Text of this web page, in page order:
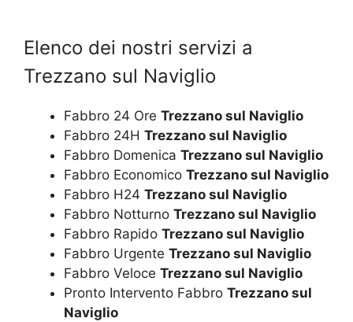
Elenco dei nostri servizi a
Trezzano sul Naviglio
Fabbro 24 Ore Trezzano sul Naviglio
Fabbro 24H Trezzano sul Naviglio
Fabbro Domenica Trezzano sul Naviglio
Fabbro Economico Trezzano sul Naviglio
Fabbro H24 Trezzano sul Naviglio
Fabbro Notturno Trezzano sul Naviglio
Fabbro Rapido Trezzano sul Naviglio
Fabbro Urgente Trezzano sul Naviglio
Fabbro Veloce Trezzano sul Naviglio
Pronto Intervento Fabbro Trezzano sul
Naviglio